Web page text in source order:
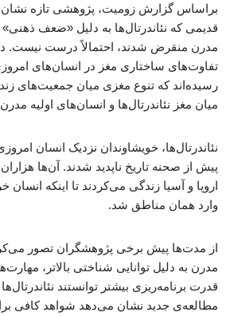
براساس گزارش زومیت، پژوهشی تازه نشان
قدیمی که نئاندرتال‌ها به دلیل «ضعف ذهنی»
مدرن منقرض شدند، احتمالاً درست نیست.
تفاوت‌های ساختاری مغز در انسان‌های
رسیده‌اند که تنوع مغزی میان جمعیت‌های
میان مغز نئاندرتال‌ها و انسان‌های اولیه
پیش از صحنه تاریخ ناپدید شدند. آن‌ها
اروپا و آسیا زندگی می‌کردند تا اینکه انسان
وارد همان مناطق شد.
از مدت‌ها پیش برخی پژوهشگران تصور
مدرن به دلیل توانایی شناختی بالاتر،
قدرت برنامه‌ریزی بیشتر توانستند نئاندرتال‌ها
مطالعه‌ی جدید نشان می‌دهد شواهد کافی